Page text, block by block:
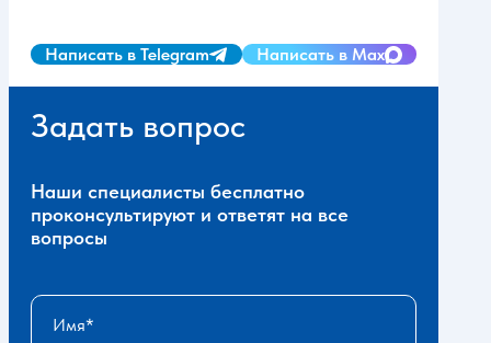
Написать в Telegram Написать в Max
Задать вопрос
Наши специалисты бесплатно
проконсультируют и ответят на все
вопросы
Имя